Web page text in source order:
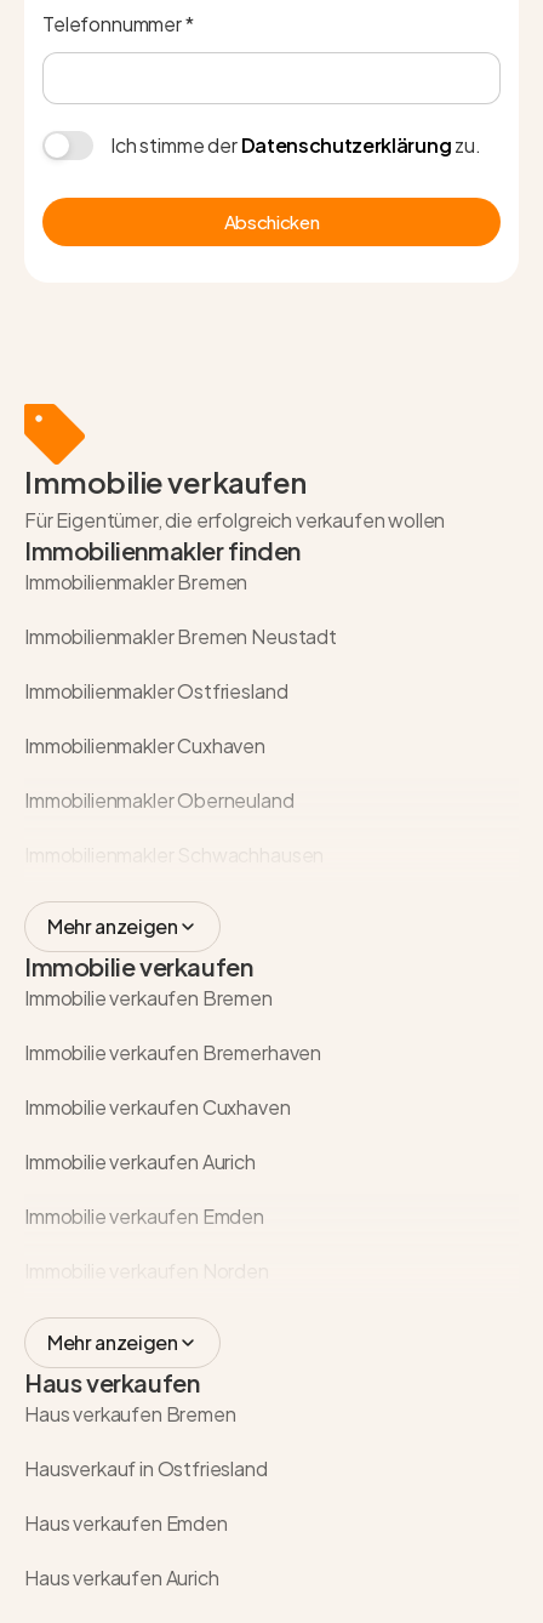
Telefonnummer *
Ich stimme derDatenschutzerklärungzu.
Abschicken
Immobilie verkaufen
Für Eigentümer, die erfolgreich verkaufen wollen
Immobilienmakler finden
Immobilienmakler Bremen
Immobilienmakler Bremen Neustadt
Immobilienmakler Ostfriesland
Immobilienmakler Cuxhaven
Immobilienmakler Oberneuland
Mehr anzeigen
Immobilie verkaufen
Immobilie verkaufen Bremen
Immobilie verkaufen Bremerhaven
Immobilie verkaufen Cuxhaven
Immobilie verkaufen Aurich
Immobilie verkaufen Emden
Mehr anzeigen
Haus verkaufen
Haus verkaufen Bremen
Hausverkauf in Ostfriesland
Haus verkaufen Emden
Haus verkaufen Aurich